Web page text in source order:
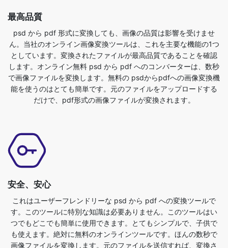
としています。変換されたファイルが最高品質であることを確認
します。オンライン無料 psd から pdf へのコンバーターは、数秒
で画像ファイルを変換します。無料の psdからpdfへの画像変換機
能を使うのはとても簡単です。元のファイルをアップロードする
だけで、pdf形式の画像ファイルが変換されます。
安全、安心
これはユーザーフレンドリーな psd から pdf への変換ツールで
す。このツールに特別な知識は必要ありません。このツールはい
つでもどこでも簡単に使用できます。とてもシンプルで、子供で
も使えます。絶対に無料のオンラインツールです。ほんの数秒で
画像ファイルを変換します。元のファイルを送信すれば、変換さ
れた pdf 形式のファイルが手に入ります。電話、タブレット、ラ
ップトップ、またはPCを持っている人なら誰でもこのツールにア
クセスして無料で使用できます。